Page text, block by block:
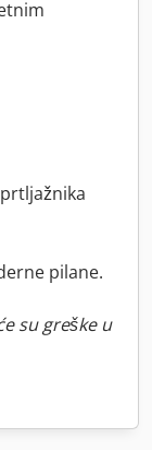
pilane.
su greške u